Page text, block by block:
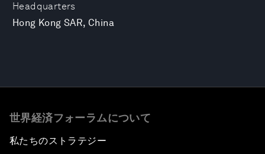
Headquarters
Hong Kong SAR, China
世界経済フォーラムについて
私たちのストラテジー